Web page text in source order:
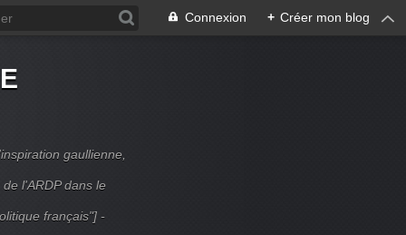
Connexion + Créer mon blog
gaullienne,
l'ARDP dans le
français"] -